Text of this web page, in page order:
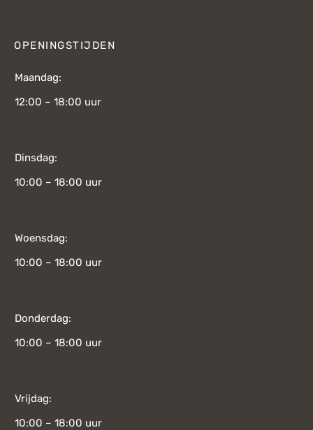
OPENINGSTIJDEN
Maandag:
12:00 – 18:00 uur
Dinsdag:
10:00 – 18:00 uur
Woensdag:
10:00 – 18:00 uur
Donderdag:
10:00 – 18:00 uur
Vrijdag:
10:00 – 18:00 uur